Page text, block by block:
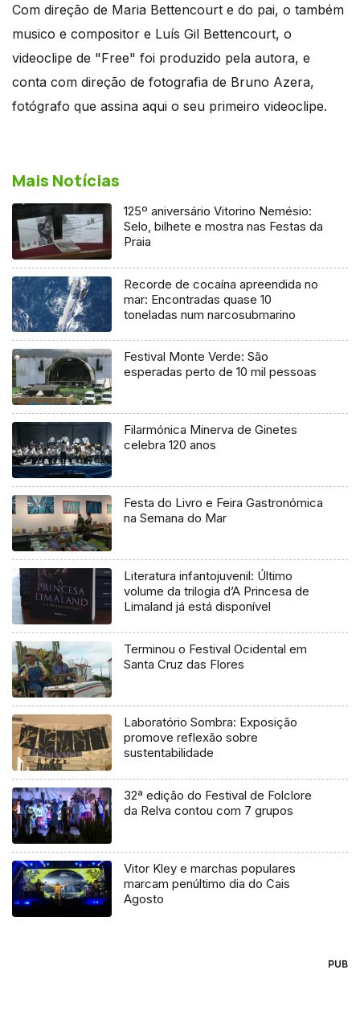
Com direção de Maria Bettencourt e do pai, o também
musico e compositor e Luís Gil Bettencourt, o
videoclipe de "Free" foi produzido pela autora, e
conta com direção de fotografia de Bruno Azera,
fotógrafo que assina aqui o seu primeiro videoclipe.
Mais Notícias
125º aniversário Vitorino Nemésio:
Selo, bilhete e mostra nas Festas da
Praia
Recorde de cocaína apreendida no
mar: Encontradas quase 10
toneladas num narcosubmarino
Festival Monte Verde: São
esperadas perto de 10 mil pessoas
Filarmónica Minerva de Ginetes
celebra 120 anos
Festa do Livro e Feira Gastronómica
na Semana do Mar
Literatura infantojuvenil: Último
volume da trilogia d’A Princesa de
Limaland já está disponível
Terminou o Festival Ocidental em
Santa Cruz das Flores
Laboratório Sombra: Exposição
promove reflexão sobre
sustentabilidade
32ª edição do Festival de Folclore
da Relva contou com 7 grupos
Vitor Kley e marchas populares
marcam penúltimo dia do Cais
Agosto
PUB